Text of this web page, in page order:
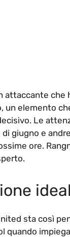
attaccante
un elemento
Le
giugno e
ore.
sta così
quando